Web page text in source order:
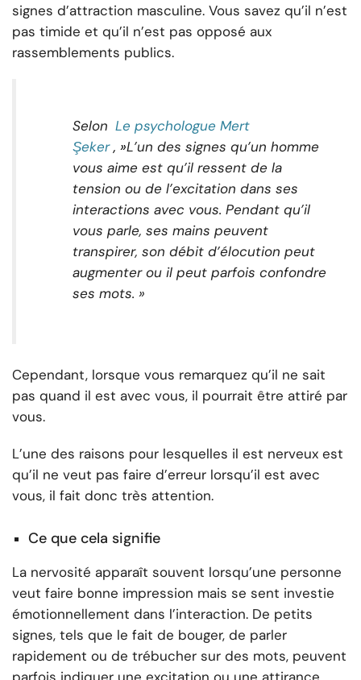
signes d’attraction masculine. Vous savez qu’il n’est
pas timide et qu’il n’est pas opposé aux
rassemblements publics.
Selon Le psychologue Mert
Şeker , »L’un des signes qu’un homme
vous aime est qu’il ressent de la
tension ou de l’excitation dans ses
interactions avec vous. Pendant qu’il
vous parle, ses mains peuvent
transpirer, son débit d’élocution peut
augmenter ou il peut parfois confondre
ses mots. »
Cependant, lorsque vous remarquez qu’il ne sait
pas quand il est avec vous, il pourrait être attiré par
vous.
L’une des raisons pour lesquelles il est nerveux est
qu’il ne veut pas faire d’erreur lorsqu’il est avec
vous, il fait donc très attention.
Ce que cela signifie
La nervosité apparaît souvent lorsqu’une personne
veut faire bonne impression mais se sent investie
émotionnellement dans l’interaction. De petits
signes, tels que le fait de bouger, de parler
rapidement ou de trébucher sur des mots, peuvent